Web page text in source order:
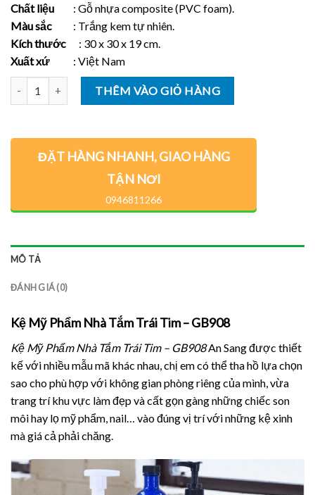
Chất liệu
: Gỗ nhựa composite (PVC foam).
Màu sắc : Trắng kem tự nhiên.
Kích thước
: 30 x 30 x 19 cm.
Xuất xứ : Việt Nam
THÊM VÀO GIỎ HÀNG
ĐẶT HÀNG NHANH, GIAO HÀNG
TẬN NƠI
0946811266
MÔ TẢ
ĐÁNH GIÁ (0)
Kệ Mỹ Phẩm Nhà Tắm Trái Tim – GB908
Kệ Mỹ Phẩm Nhà Tắm Trái Tim – GB908An Sang được thiết
kế với nhiều mẫu mã khác nhau, chị em có thể tha hồ lựa chọn
sao cho phù hợp với không gian phòng riêng của mình, vừa
trang trí khu vực làm đẹp và cất gọn gàng những chiếc son
môi hay lọ mỹ phẩm, nail… vào đúng vị trí với những kệ xinh
mà giá cả phải chăng.